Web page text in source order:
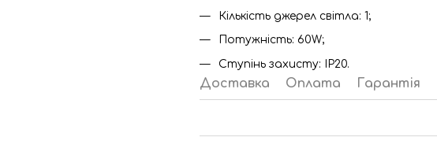
Кількість джерел світла: 1;
Потужність: 60W;
Ступінь захисту: IP20.
Доставка Оплата Гарантія